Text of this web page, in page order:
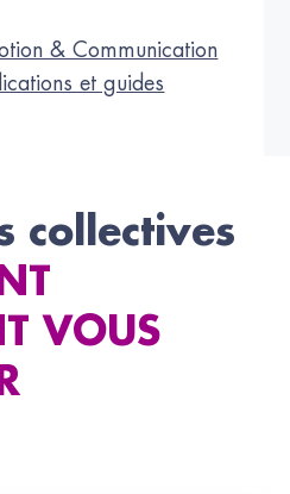
& Communication
et guides
collectives
VOUS